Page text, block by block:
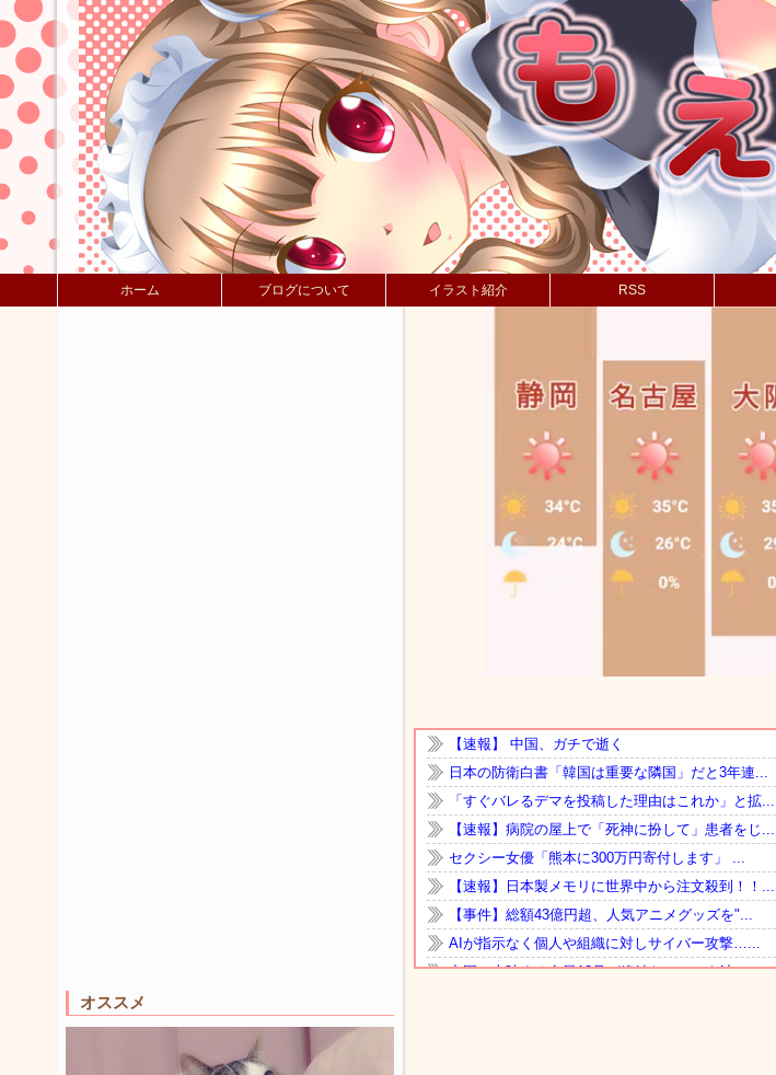
ホーム ブログについて イラスト紹介 RSS
オススメ